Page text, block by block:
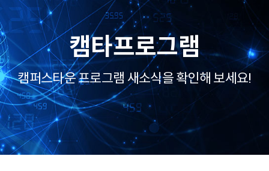
캠타프로그램
캠퍼스타운 프로그램 새소식을 확인해 보세요!